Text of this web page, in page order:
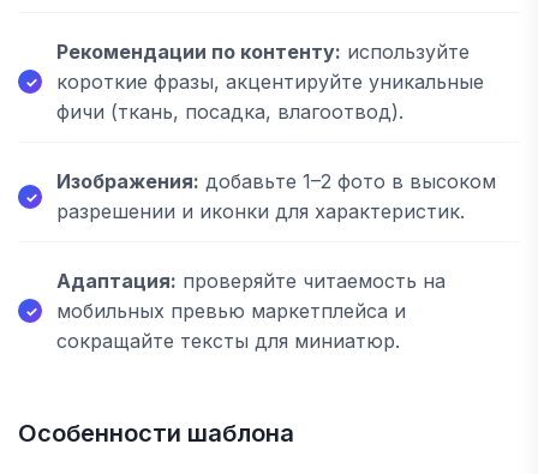
Рекомендации по контенту: используйте
короткие фразы, акцентируйте уникальные
фичи (ткань, посадка, влагоотвод).
Изображения: добавьте 1–2 фото в высоком
разрешении и иконки для характеристик.
Адаптация: проверяйте читаемость на
мобильных превью маркетплейса и
сокращайте тексты для миниатюр.
Особенности шаблона